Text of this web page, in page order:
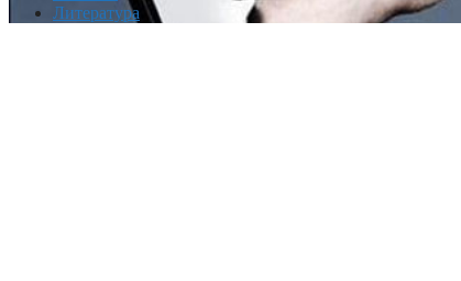
Литература